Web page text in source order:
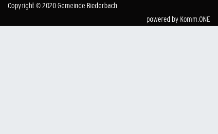
Copyright © 2020 Gemeinde Biederbach
powered by Komm.ONE